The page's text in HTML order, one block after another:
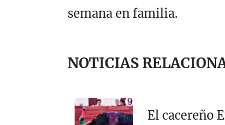
semana en familia.
NOTICIAS
El cacereño